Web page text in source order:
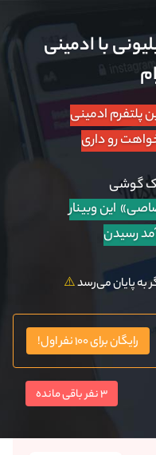
درآمد ۲۰ تا ۶۰ میلیونی با ادمینی
پلتفرم ادمینی
یک گوشی
این وبینار
رسیدن
به پایان می‌رسد⚠️
رایگان برای ۱۰۰ نفر اول!
3 نفر باقی مانده